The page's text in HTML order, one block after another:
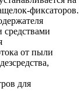
фиксаторов.
от пыли
для